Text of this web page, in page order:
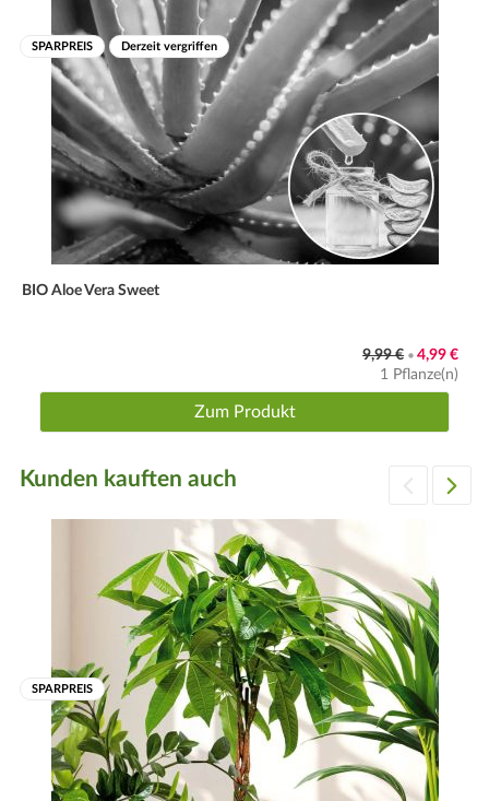
SPARPREIS Derzeit vergriffen
BIO Aloe Vera Sweet
9,99 € • 4,99 €
1 Pflanze(n)
Zum Produkt
Kunden kauften auch
SPARPREIS